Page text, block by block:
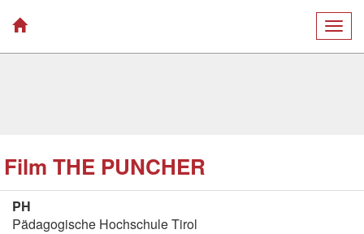
Film THE PUNCHER
PH
Pädagogische Hochschule Tirol